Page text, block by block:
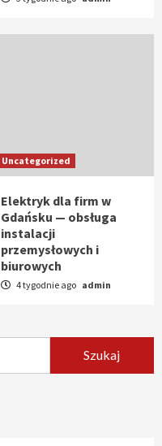
Uncategorized
Elektryk dla firm w
Gdańsku — obsługa
instalacji
przemysłowych i
biurowych
4 tygodnie ago admin